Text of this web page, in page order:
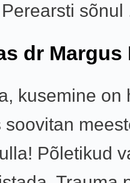
sõnul
dr Margus
kusemine on
soovitan
Põletikud